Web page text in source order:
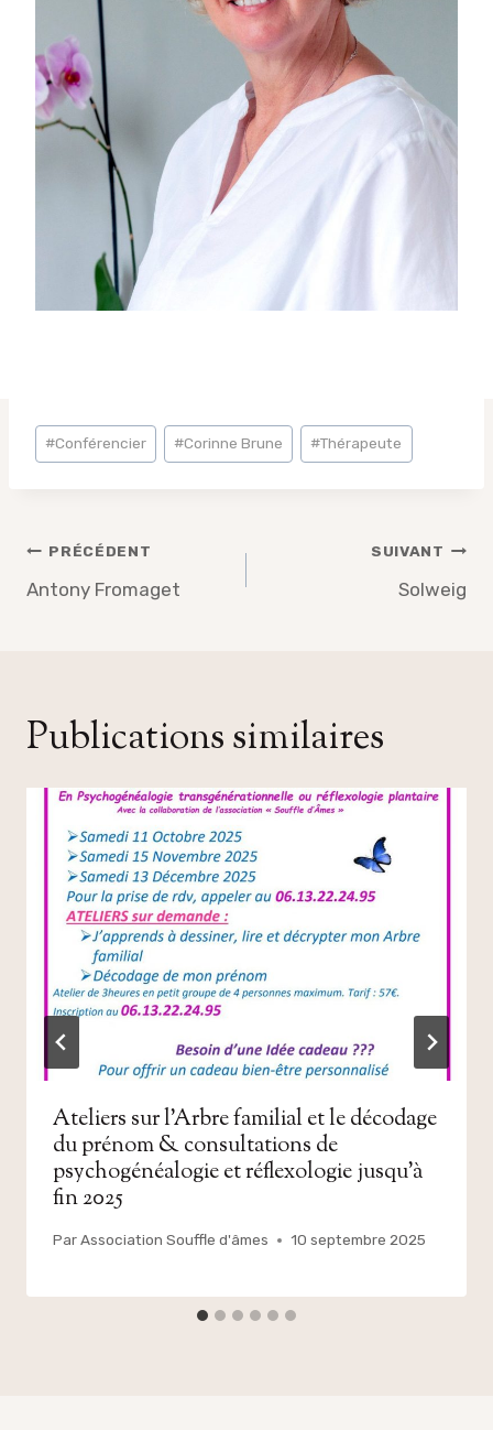
Étiquettes
de
#Conférencier #Corinne Brune #Thérapeute
Navigation
de
PRÉCÉDENT
Antony Fromaget
SUIVANT
Solweig
Publications similaires
Ateliers sur l’Arbre familial et le décodage
du prénom & consultations de
psychogénéalogie et réflexologie jusqu’à
fin 2025
ParAssociation Souffle d'âmes 10 septembre 2025